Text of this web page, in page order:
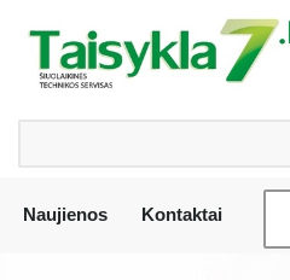
Pereiti
prie
turinio
Naujienos Kontaktai